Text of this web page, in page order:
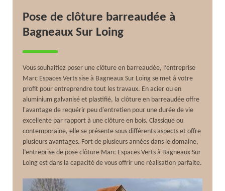
Pose de clôture barreaudée à
Bagneaux Sur Loing
Vous souhaitiez poser une clôture en barreaudée, l’entreprise
Marc Espaces Verts sise à Bagneaux Sur Loing se met à votre
profit pour entreprendre tout les travaux. En acier ou en
aluminium galvanisé et plastifié, la clôture en barreaudée offre
l'avantage de requérir peu d'entretien pour une durée de vie
excellente par rapport à une clôture en bois. Classique ou
contemporaine, elle se présente sous différents aspects et offre
plusieurs avantages. Fort de plusieurs années dans le domaine,
l’entreprise de pose clôture Marc Espaces Verts à Bagneaux Sur
Loing est dans la capacité de vous offrir une réalisation parfaite.